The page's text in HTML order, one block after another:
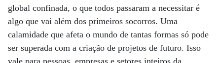
global confinada, o que todos passaram a necessitar é
algo que vai além dos primeiros socorros. Uma
calamidade que afeta o mundo de tantas formas só pode
ser superada com a criação de projetos de futuro. Isso
vale para pessoas, empresas e setores inteiros da